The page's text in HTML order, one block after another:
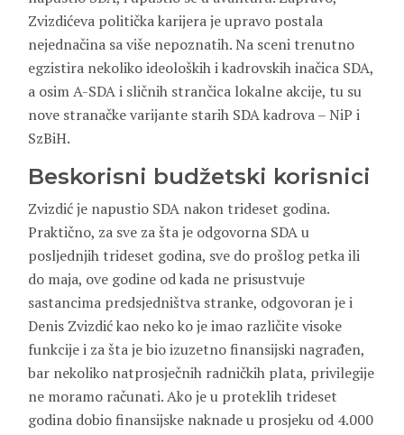
Zvizdićeva politička karijera je upravo postala
nejednačina sa više nepoznatih. Na sceni trenutno
egzistira nekoliko ideoloških i kadrovskih inačica SDA,
a osim A-SDA i sličnih strančica lokalne akcije, tu su
nove stranačke varijante starih SDA kadrova – NiP i
SzBiH.
Beskorisni budžetski korisnici
Zvizdić je napustio SDA nakon trideset godina.
Praktično, za sve za šta je odgovorna SDA u
posljednjih trideset godina, sve do prošlog petka ili
do maja, ove godine od kada ne prisustvuje
sastancima predsjedništva stranke, odgovoran je i
Denis Zvizdić kao neko ko je imao različite visoke
funkcije i za šta je bio izuzetno finansijski nagrađen,
bar nekoliko natprosječnih radničkih plata, privilegije
ne moramo računati. Ako je u proteklih trideset
godina dobio finansijske naknade u prosjeku od 4.000